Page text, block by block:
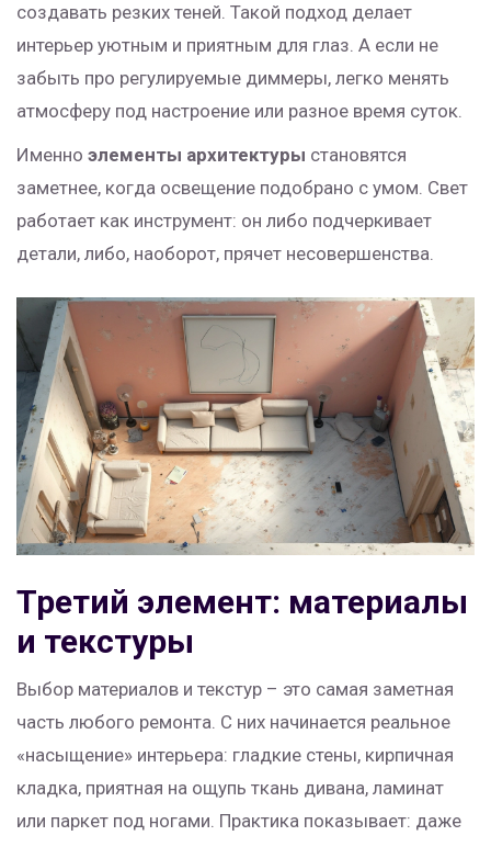
создавать резких теней. Такой подход делает
интерьер уютным и приятным для глаз. А если не
забыть про регулируемые диммеры, легко менять
атмосферу под настроение или разное время суток.
Именно элементы архитектуры становятся
заметнее, когда освещение подобрано с умом. Свет
работает как инструмент: он либо подчеркивает
детали, либо, наоборот, прячет несовершенства.
Третий элемент: материалы
и текстуры
Выбор материалов и текстур – это самая заметная
часть любого ремонта. С них начинается реальное
«насыщение» интерьера: гладкие стены, кирпичная
кладка, приятная на ощупь ткань дивана, ламинат
или паркет под ногами. Практика показывает: даже